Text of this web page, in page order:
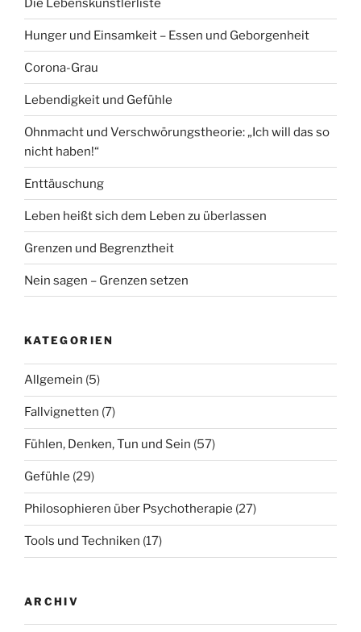
Die Lebenskünstlerliste
Hunger und Einsamkeit – Essen und Geborgenheit
Corona-Grau
Lebendigkeit und Gefühle
Ohnmacht und Verschwörungstheorie: „Ich will das so
nicht haben!“
Enttäuschung
Leben heißt sich dem Leben zu überlassen
Grenzen und Begrenztheit
Nein sagen – Grenzen setzen
KATEGORIEN
Allgemein (5)
Fallvignetten (7)
Fühlen, Denken, Tun und Sein (57)
Gefühle (29)
Philosophieren über Psychotherapie (27)
Tools und Techniken (17)
ARCHIV